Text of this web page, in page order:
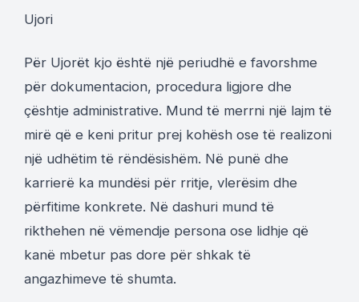
Ujori
Për Ujorët kjo është një periudhë e favorshme
për dokumentacion, procedura ligjore dhe
çështje administrative. Mund të merrni një lajm të
mirë që e keni pritur prej kohësh ose të realizoni
një udhëtim të rëndësishëm. Në punë dhe
karrierë ka mundësi për rritje, vlerësim dhe
përfitime konkrete. Në dashuri mund të
rikthehen në vëmendje persona ose lidhje që
kanë mbetur pas dore për shkak të
angazhimeve të shumta.